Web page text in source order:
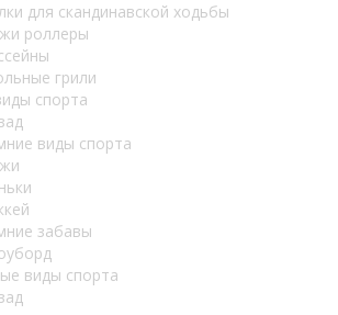
для скандинавской ходьбы
роллеры
грили
спорта
виды спорта
забавы
виды спорта